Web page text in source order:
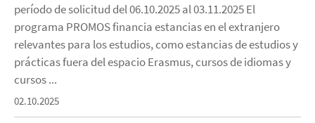
período de solicitud del 06.10.2025 al 03.11.2025 El
programa PROMOS financia estancias en el extranjero
relevantes para los estudios, como estancias de estudios y
prácticas fuera del espacio Erasmus, cursos de idiomas y
cursos ...
02.10.2025